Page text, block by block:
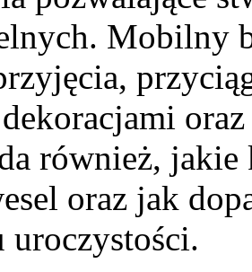
Mobilny
również,
oraz jak
uroczystości.